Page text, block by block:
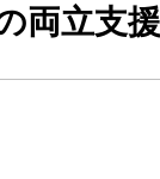
両立支援